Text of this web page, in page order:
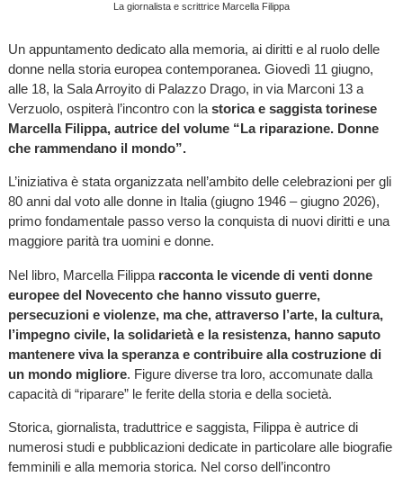
La giornalista e scrittrice Marcella Filippa
Un appuntamento dedicato alla memoria, ai diritti e al ruolo delle
donne nella storia europea contemporanea. Giovedì 11 giugno,
alle 18, la Sala Arroyito di Palazzo Drago, in via Marconi 13 a
Verzuolo, ospiterà l’incontro con la storica e saggista torinese
Marcella Filippa, autrice del volume “La riparazione. Donne
che rammendano il mondo”.
L’iniziativa è stata organizzata nell’ambito delle celebrazioni per gli
80 anni dal voto alle donne in Italia (giugno 1946 – giugno 2026),
primo fondamentale passo verso la conquista di nuovi diritti e una
maggiore parità tra uomini e donne.
Nel libro, Marcella Filippa racconta le vicende di venti donne
europee del Novecento che hanno vissuto guerre,
persecuzioni e violenze, ma che, attraverso l’arte, la cultura,
l’impegno civile, la solidarietà e la resistenza, hanno saputo
mantenere viva la speranza e contribuire alla costruzione di
un mondo migliore. Figure diverse tra loro, accomunate dalla
capacità di “riparare” le ferite della storia e della società.
Storica, giornalista, traduttrice e saggista, Filippa è autrice di
numerosi studi e pubblicazioni dedicate in particolare alle biografie
femminili e alla memoria storica. Nel corso dell’incontro